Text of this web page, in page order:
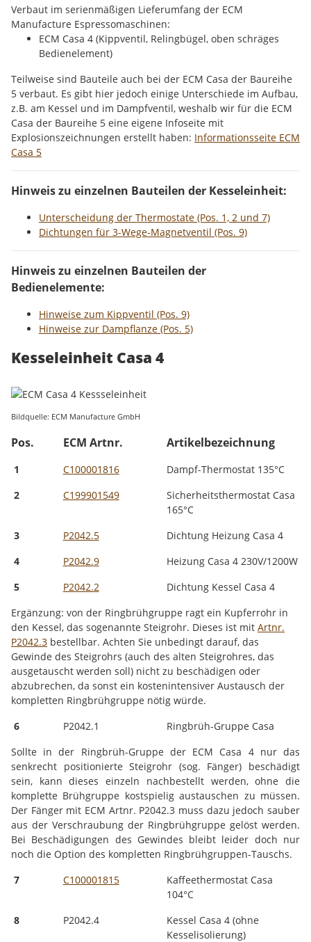
Verbaut im serienmäßigen Lieferumfang der ECM
Manufacture Espressomaschinen:
ECM Casa 4 (Kippventil, Relingbügel, oben schräges
Bedienelement)
Teilweise sind Bauteile auch bei der ECM Casa der Baureihe
5 verbaut. Es gibt hier jedoch einige Unterschiede im Aufbau,
z.B. am Kessel und im Dampfventil, weshalb wir für die ECM
Casa der Baureihe 5 eine eigene Infoseite mit
Explosionszeichnungen erstellt haben: Informationsseite ECM
Casa 5
Hinweis zu einzelnen Bauteilen der Kesseleinheit:
Unterscheidung der Thermostate (Pos. 1, 2 und 7)
Dichtungen für 3-Wege-Magnetventil (Pos. 9)
Hinweis zu einzelnen Bauteilen der
Bedienelemente:
Hinweise zum Kippventil (Pos. 9)
Hinweise zur Dampflanze (Pos. 5)
Kesseleinheit Casa 4
Bildquelle: ECM Manufacture GmbH
Pos. ECM Artnr. Artikelbezeichnung
1 C100001816
Dampf-Thermostat 135°C
2
C199901549
Sicherheitsthermostat Casa
165°C
3
P2042.5
Dichtung Heizung Casa 4
4
P2042.9
Heizung Casa 4 230V/1200W
5
P2042.2
Dichtung Kessel Casa 4
Ergänzung: von der Ringbrühgruppe ragt ein Kupferrohr in
den Kessel, das sogenannte Steigrohr. Dieses ist mit Artnr.
P2042.3 bestellbar. Achten Sie unbedingt darauf, das
Gewinde des Steigrohrs (auch des alten Steigrohres, das
ausgetauscht werden soll) nicht zu beschädigen oder
abzubrechen, da sonst ein kostenintensiver Austausch der
kompletten Ringbrühgruppe nötig würde.
6
P2042.1
Ringbrüh-Gruppe Casa
Sollte in der Ringbrüh-Gruppe der ECM Casa 4 nur das
senkrecht positionierte Steigrohr (sog. Fänger) beschädigt
sein, kann dieses einzeln nachbestellt werden, ohne die
komplette Brühgruppe kostspielig austauschen zu müssen.
Der Fänger mit ECM Artnr. P2042.3 muss dazu jedoch sauber
aus der Verschraubung der Ringbrühgruppe gelöst werden.
Bei Beschädigungen des Gewindes bleibt leider doch nur
noch die Option des kompletten Ringbrühgruppen-Tauschs.
7
C100001815
Kaffeethermostat Casa
104°C
8
P2042.4
Kessel Casa 4 (ohne
Kesselisolierung)